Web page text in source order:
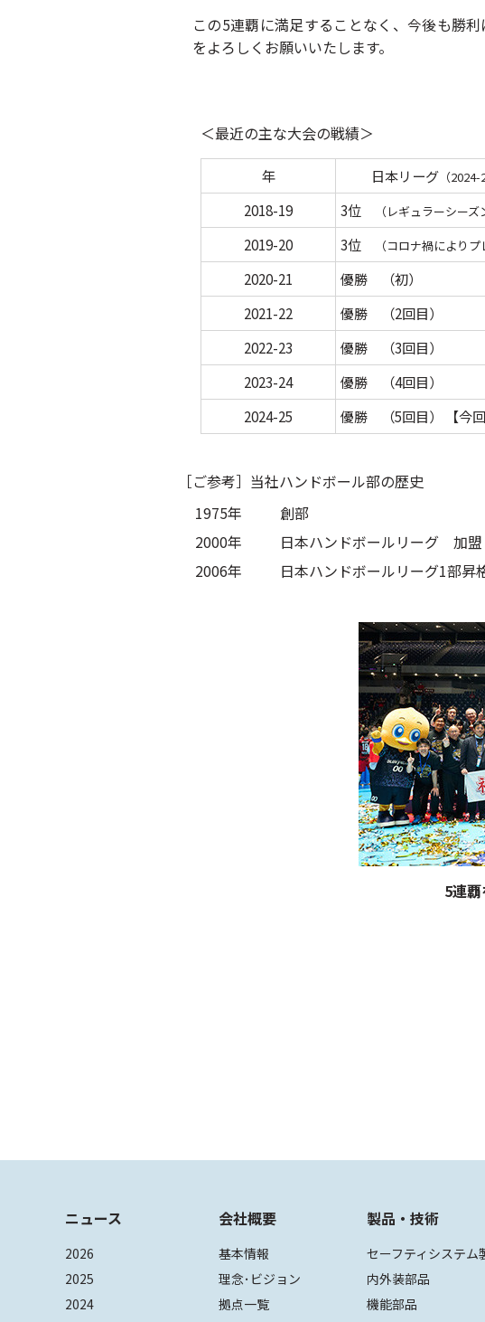
この5連覇に満足することなく、今後も勝
をよろしくお願いいたします。
＜最近の主な大会の戦績＞
年 日本リーグ（2024-
2018-19
3位 （レギュラーシーズ
2019-20
3位 （コロナ禍によりプ
2020-21
優勝 （初）
2021-22
優勝 （2回目）
2022-23
優勝 （3回目）
2023-24
優勝 （4回目）
2024-25
優勝 （5回目） 【今回
［ご参考］当社ハンドボール部の歴史
1975年
創部
2000年
日本ハンドボールリーグ 加盟
2006年
日本ハンドボールリーグ1部昇
5連
ニュース
2026
2025
2024
会社概要
基本情報
理念･ビジョン
拠点一覧
製品・技術
セーフティシステム
内外装部品
機能部品